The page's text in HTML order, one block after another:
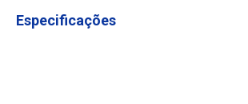
Especificações